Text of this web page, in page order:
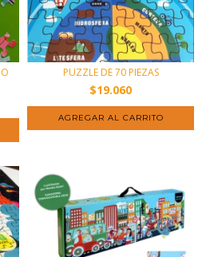
PUZZLE DE 70 PIEZAS
$19.060
AGREGAR AL CARRITO